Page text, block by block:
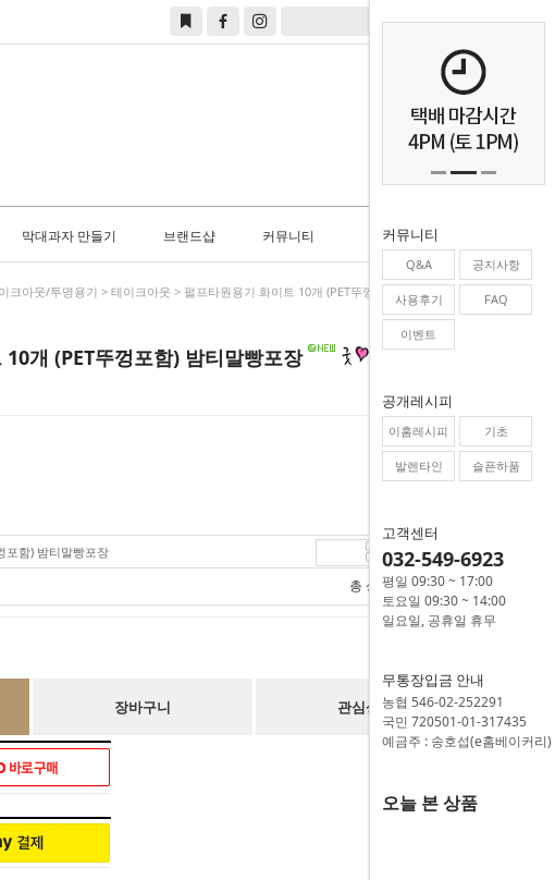
막대과자 만들기 브랜드샵 커뮤니티 커뮤니티
Q&A 공지사항
사용후기 FAQ
이벤트
공개레시피
이홈레시피 기초
발렌타인 슬픈하품
고객센터
032-549-6923
평일 09:30 ~ 17:00
토요일 09:30 ~ 14:00
일요일, 공휴일 휴무
무통장입금 안내
농협 546-02-252291
국민 720501-01-317435
예금주 : 송호섭(e홈베이커리)
오늘 본 상품
크아웃/투명용기 > 테이크아웃 > 펄프타원용기 화이트 10개 (PET뚜껑포함) 밤티말빵포장
개 (PET뚜껑포함) 밤티말빵포장
포함) 밤티말빵포장 3,950원
총 상품 금액 3,950 원
장바구니 관심상품